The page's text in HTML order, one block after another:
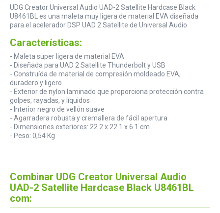
UDG Creator Universal Audio UAD-2 Satellite Hardcase Black
U8461BL es una maleta muy ligera de material EVA diseñada
para el acelerador DSP UAD 2 Satellite de Universal Audio
Características:
- Maleta super ligera de material EVA
- Diseñada para UAD 2 Satellite Thunderbolt y USB
- Construída de material de compresión moldeado EVA,
duradero y ligero
- Exterior de nylon laminado que proporciona protección contra
golpes, rayadas, y líquidos
- Interior negro de vellón suave
- Agarradera robusta y cremallera de fácil apertura
- Dimensiones exteriores: 22.2 x 22.1 x 6.1 cm
- Peso: 0,54 Kg
Combinar UDG Creator Universal Audio
UAD-2 Satellite Hardcase Black U8461BL
com: